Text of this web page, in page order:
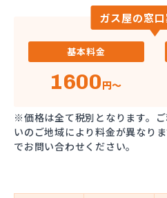
ガス屋の窓
基本料金
1600円～
※価格は全て税別となります。
いのご地域により料金が異なり
でお問い合わせください。